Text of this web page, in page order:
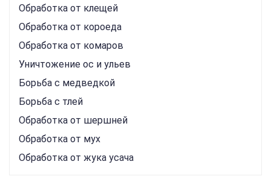
Обработка от клещей
Обработка от короеда
Обработка от комаров
Уничтожение ос и ульев
Борьба с медведкой
Борьба с тлей
Обработка от шершней
Обработка от мух
Обработка от жука усача